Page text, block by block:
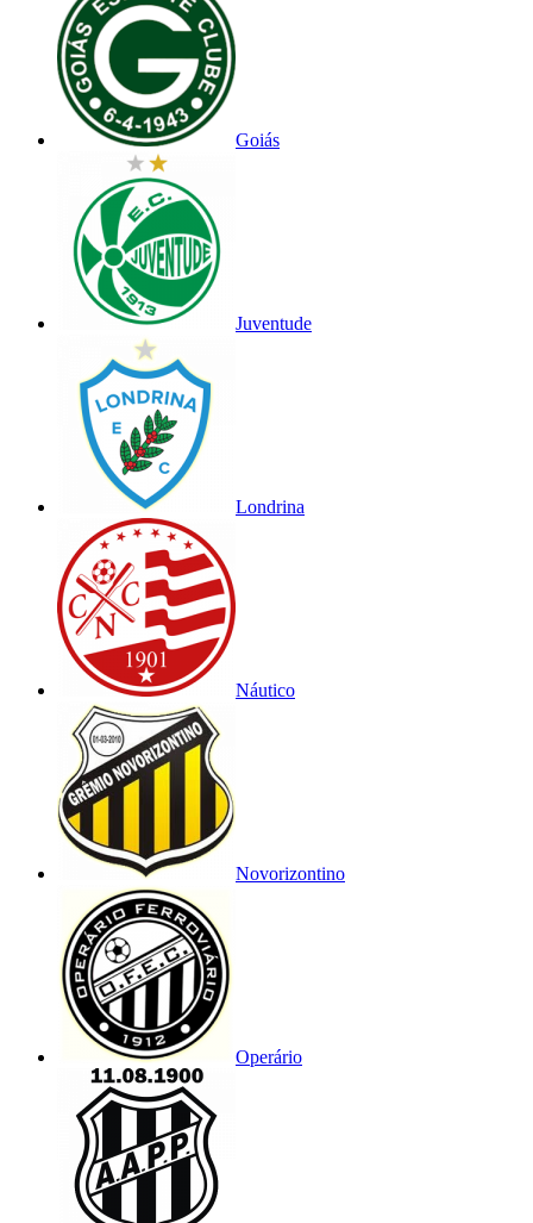
Goiás
Juventude
Londrina
Náutico
Novorizontino
Operário